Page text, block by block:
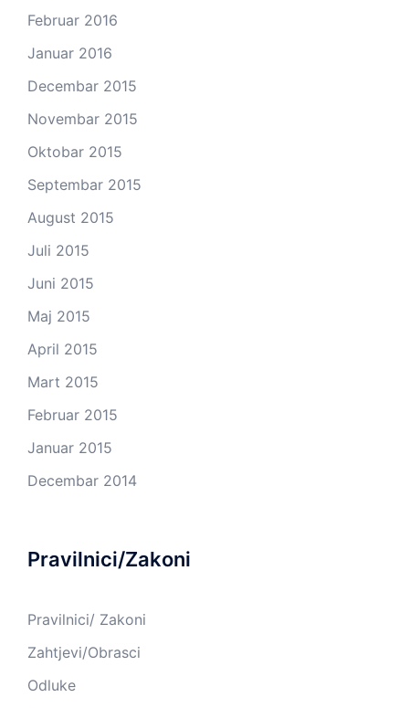
Februar 2016
Januar 2016
Decembar 2015
Novembar 2015
Oktobar 2015
Septembar 2015
August 2015
Juli 2015
Juni 2015
Maj 2015
April 2015
Mart 2015
Februar 2015
Januar 2015
Decembar 2014
Pravilnici/Zakoni
Pravilnici/ Zakoni
Zahtjevi/Obrasci
Odluke